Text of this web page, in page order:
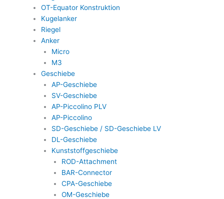
OT-Equator Konstruktion
Kugelanker
Riegel
Anker
Micro
M3
Geschiebe
AP-Geschiebe
SV-Geschiebe
AP-Piccolino PLV
AP-Piccolino
SD-Geschiebe / SD-Geschiebe LV
DL-Geschiebe
Kunststoffgeschiebe
ROD-Attachment
BAR-Connector
CPA-Geschiebe
OM-Geschiebe